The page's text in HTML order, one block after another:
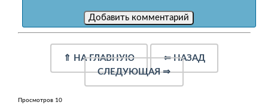
⇑ НА ГЛАВНУЮ ⇐НАЗАД
СЛЕДУЮЩАЯ⇒
Просмотров 10